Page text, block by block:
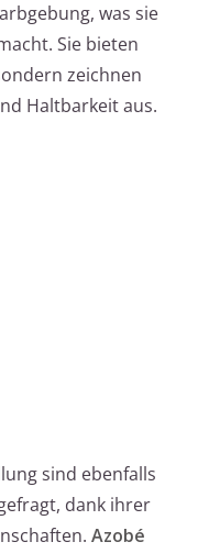
was sie
Sie bieten
zeichnen
Haltbarkeit aus.
sind ebenfalls
dank ihrer
Azobé